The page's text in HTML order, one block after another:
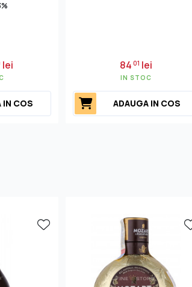
lei
IN COS
8401 lei
IN STOC
ADAUGA IN COS